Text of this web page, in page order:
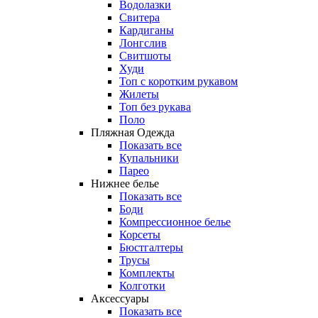
Водолазки
Свитера
Кардиганы
Лонгслив
Свитшоты
Худи
Топ с коротким рукавом
Жилеты
Топ без рукава
Поло
Пляжная Одежда
Показать все
Купальники
Парео
Нижнее белье
Показать все
Боди
Компрессионное белье
Корсеты
Бюстгалтеры
Трусы
Комплекты
Колготки
Аксессуары
Показать все